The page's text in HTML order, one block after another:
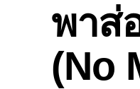
พาส่
(No